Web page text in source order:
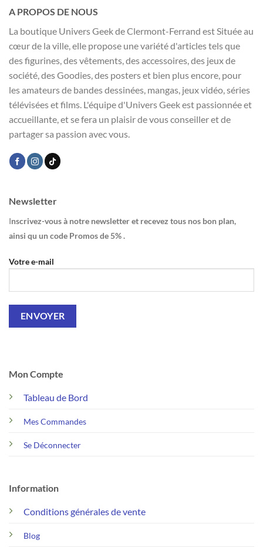
A PROPOS DE NOUS
La boutique Univers Geek de Clermont-Ferrand est Située au
cœur de la ville, elle propose une variété d'articles tels que
des figurines, des vêtements, des accessoires, des jeux de
société, des Goodies, des posters et bien plus encore, pour
les amateurs de bandes dessinées, mangas, jeux vidéo, séries
télévisées et films. L'équipe d'Univers Geek est passionnée et
accueillante, et se fera un plaisir de vous conseiller et de
partager sa passion avec vous.
Mon Compte
Tableau de Bord
Mes Commandes
Se Déconnecter
Information
Conditions générales de vente
Blog
Newsletter
Inscrivez-vous à notre newsletter et recevez tous nos bon plan,
ainsi qu un code Promos de 5% .
Votre e-mail